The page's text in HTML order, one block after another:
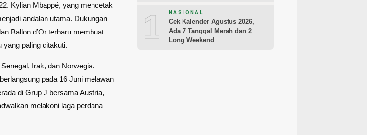
Kylian Mbappé, yang mencetak
andalan utama. Dukungan
Ballon d’Or terbaru membuat
yang paling ditakuti.
Irak, dan Norwegia.
pada 16 Juni melawan
di Grup J bersama Austria,
melakoni laga perdana
10NASIONAL
Cek Kalender Agustus 2026,
Ada 7 Tanggal Merah dan 2
Long Weekend